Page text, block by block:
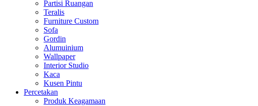
Partisi Ruangan
Teralis
Furniture Custom
Sofa
Gordin
Alumuinium
Wallpaper
Interior Studio
Kaca
Kusen Pintu
Percetakan
Produk Keagamaan